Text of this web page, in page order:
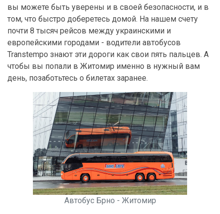
вы можете быть уверены и в своей безопасности, и в
том, что быстро доберетесь домой. На нашем счету
почти 8 тысяч рейсов между украинскими и
европейскими городами - водители автобусов
Transtempo знают эти дороги как свои пять пальцев. А
чтобы вы попали в Житомир именно в нужный вам
день, позаботьтесь о билетах заранее.
Автобус Брно - Житомир